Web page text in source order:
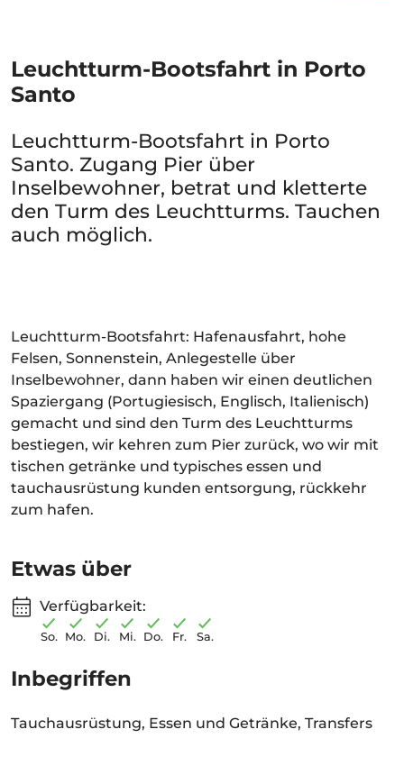
Leuchtturm-Bootsfahrt in Porto
Santo
Leuchtturm-Bootsfahrt in Porto
Santo. Zugang Pier über
Inselbewohner, betrat und kletterte
den Turm des Leuchtturms. Tauchen
auch möglich.
Leuchtturm-Bootsfahrt: Hafenausfahrt, hohe
Felsen, Sonnenstein, Anlegestelle über
Inselbewohner, dann haben wir einen deutlichen
Spaziergang (Portugiesisch, Englisch, Italienisch)
gemacht und sind den Turm des Leuchtturms
bestiegen, wir kehren zum Pier zurück, wo wir mit
tischen getränke und typisches essen und
tauchausrüstung kunden entsorgung, rückkehr
zum hafen.
Etwas über
Verfügbarkeit:
So. Mo. Di. Mi. Do. Fr. Sa.
Inbegriffen
Tauchausrüstung, Essen und Getränke, Transfers